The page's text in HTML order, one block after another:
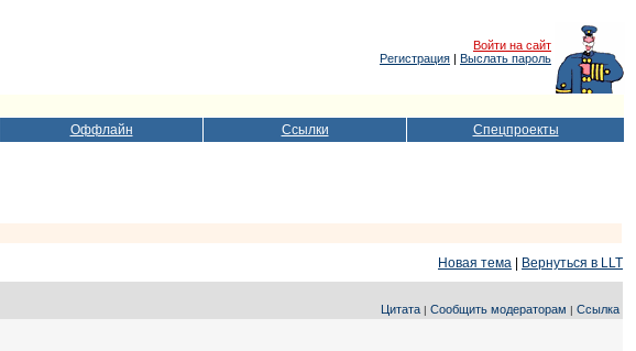
Войти на сайт
Регистрация | Выслать пароль
Оффлайн Ссылки Спецпроекты
Новая тема
Вернуться в LLT
Цитата | Сообщить модераторам | Ссылка